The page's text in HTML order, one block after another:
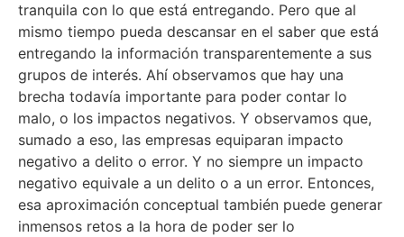
tranquila con lo que está entregando. Pero que al
mismo tiempo pueda descansar en el saber que está
entregando la información transparentemente a sus
grupos de interés. Ahí observamos que hay una
brecha todavía importante para poder contar lo
malo, o los impactos negativos. Y observamos que,
sumado a eso, las empresas equiparan impacto
negativo a delito o error. Y no siempre un impacto
negativo equivale a un delito o a un error. Entonces,
esa aproximación conceptual también puede generar
inmensos retos a la hora de poder ser lo